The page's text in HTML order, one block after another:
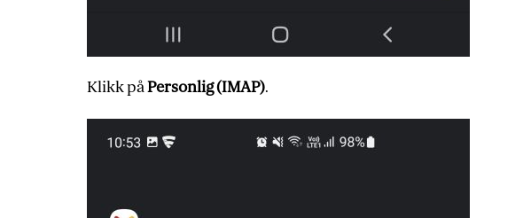
Klikk påPersonlig (IMAP).